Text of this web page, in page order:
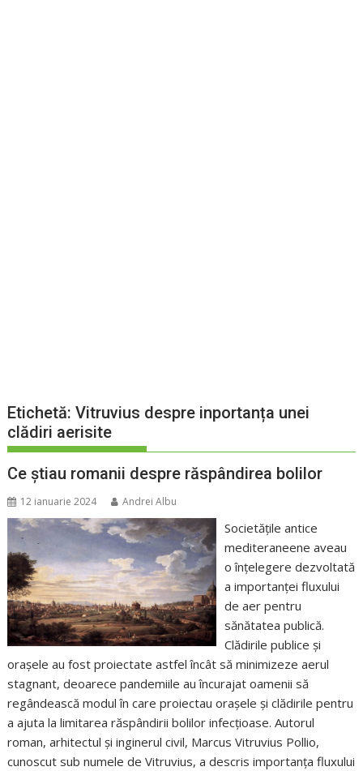
Etichetă:Vitruvius despre inportanța unei
clădiri aerisite
Ce știau romanii despre răspândirea bolilor
12 ianuarie 2024 Andrei Albu
Societățile antice
mediteraneene aveau
o înțelegere dezvoltată
a importanței fluxului
de aer pentru
sănătatea publică.
Clădirile publice și
orașele au fost proiectate astfel încât să minimizeze aerul
stagnant, deoarece pandemiile au încurajat oamenii să
regândească modul în care proiectau orașele și clădirile pentru
a ajuta la limitarea răspândirii bolilor infecțioase. Autorul
roman, arhitectul și inginerul civil, Marcus Vitruvius Pollio,
cunoscut sub numele de Vitruvius, a descris importanța fluxului